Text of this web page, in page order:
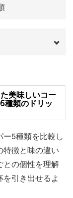
トドアでも楽し
られる使い方」
と取り入れられ
03:37
04:06
04:35
美味しいコー
種類のドリッ
ー5種類を比較し
特徴と味の違い
との個性を理解
を引き出せるよ